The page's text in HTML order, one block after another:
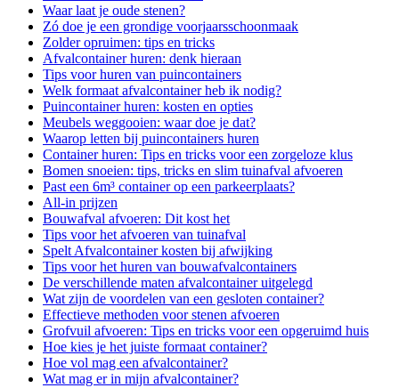
Waar laat je oude stenen?
Zó doe je een grondige voorjaarsschoonmaak
Zolder opruimen: tips en tricks
Afvalcontainer huren: denk hieraan
Tips voor huren van puincontainers
Welk formaat afvalcontainer heb ik nodig?
Puincontainer huren: kosten en opties
Meubels weggooien: waar doe je dat?
Waarop letten bij puincontainers huren
Container huren: Tips en tricks voor een zorgeloze klus
Bomen snoeien: tips, tricks en slim tuinafval afvoeren
Past een 6m³ container op een parkeerplaats?
All-in prijzen
Bouwafval afvoeren: Dit kost het
Tips voor het afvoeren van tuinafval
Spelt Afvalcontainer kosten bij afwijking
Tips voor het huren van bouwafvalcontainers
De verschillende maten afvalcontainer uitgelegd
Wat zijn de voordelen van een gesloten container?
Effectieve methoden voor stenen afvoeren
Grofvuil afvoeren: Tips en tricks voor een opgeruimd huis
Hoe kies je het juiste formaat container?
Hoe vol mag een afvalcontainer?
Wat mag er in mijn afvalcontainer?